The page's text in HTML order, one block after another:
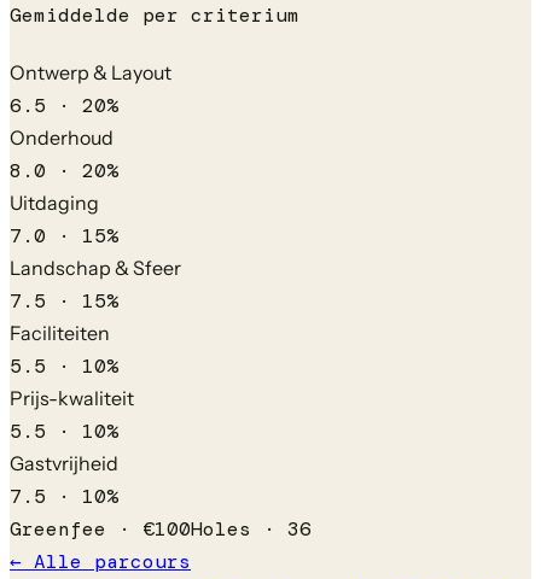
Gemiddelde per criterium
Ontwerp & Layout
6.5 · 20%
Onderhoud
8.0 · 20%
Uitdaging
7.0 · 15%
Landschap & Sfeer
7.5 · 15%
Faciliteiten
5.5 · 10%
Prijs-kwaliteit
5.5 · 10%
Gastvrijheid
7.5 · 10%
Greenfee · €100Holes · 36
← Alle parcours